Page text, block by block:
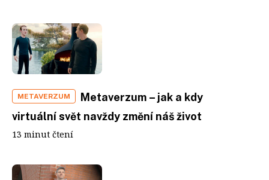
METAVERZUM
Metaverzum – jak a kdy
virtuální svět navždy změní náš život
13 minut čtení